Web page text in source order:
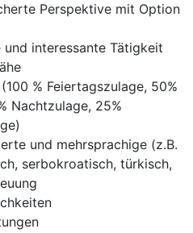
Perspektive mit Option
interessante Tätigkeit
% Feiertagszulage, 50%
Nachtzulage, 25%
und mehrsprachige (z.B.
serbokroatisch, türkisch,